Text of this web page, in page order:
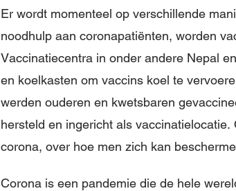
Er wordt momenteel op verschillende
noodhulp aan coronapatiënten, worden
Vaccinatiecentra in onder andere Nepal
en koelkasten om vaccins koel te
werden ouderen en kwetsbaren
hersteld en ingericht als
corona, over hoe men zich kan
Corona is een pandemie die de hele